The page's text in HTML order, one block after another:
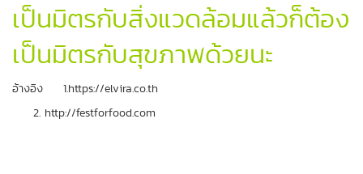
เป็นมิตรกับสิ่งแวดล้อมแล้วก็ต้อง
เป็นมิตรกับสุขภาพด้วยนะ
อ้างอิง 1.https://elvira.co.th
http://festforfood.com